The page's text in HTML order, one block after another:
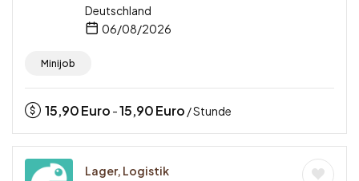
Deutschland
06/08/2026
Minijob
15,90Euro -15,90Euro / Stunde
Lager, Logistik